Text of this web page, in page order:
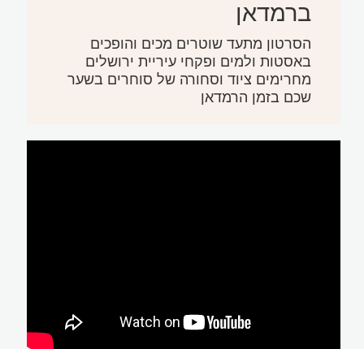
ברמדאן
הסרטון מתעד שוטרים מכים והופכים
באסטות ולמים ופקחי עיריית ירושלים
מחרימים ציוד וסחורה של סוחרים בשער
שכם בזמן הרמדאן